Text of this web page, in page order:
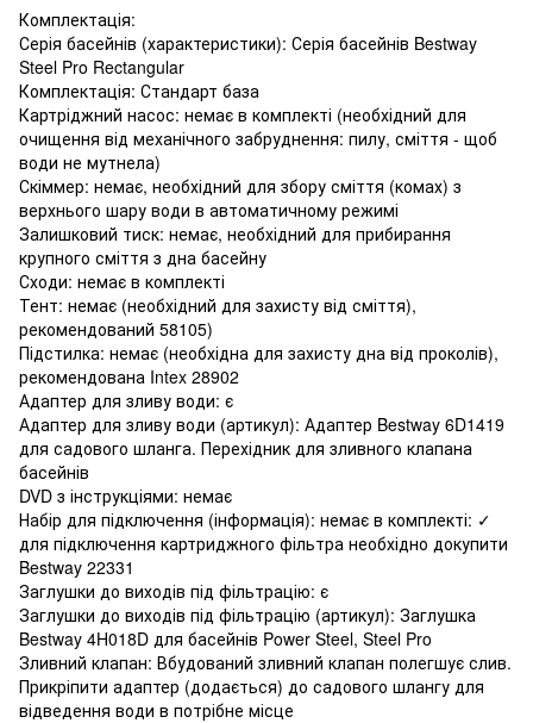
Комплектація:
Серія басейнів (характеристики): Серія басейнів Bestway
Steel Pro Rectangular
Комплектація: Стандарт база
Картріджний насос: немає в комплекті (необхідний для
очищення від механічного забруднення: пилу, сміття - щоб
води не мутнела)
Скіммер: немає, необхідний для збору сміття (комах) з
верхнього шару води в автоматичному режимі
Залишковий тиск: немає, необхідний для прибирання
крупного сміття з дна басейну
Сходи: немає в комплекті
Тент: немає (необхідний для захисту від сміття),
рекомендований 58105)
Підстилка: немає (необхідна для захисту дна від проколів),
рекомендована Intex 28902
Адаптер для зливу води: є
Адаптер для зливу води (артикул): Адаптер Bestway 6D1419
для садового шланга. Перехідник для зливного клапана
басейнів
DVD з інструкціями: немає
Набір для підключення (інформація): немає в комплекті: ✓
для підключення картриджного фільтра необхідно докупити
Bestway 22331
Заглушки до виходів під фільтрацію: є
Заглушки до виходів під фільтрацію (артикул): Заглушка
Bestway 4H018D для басейнів Power Steel, Steel Pro
Зливний клапан: Вбудований зливний клапан полегшує слив.
Прикріпити адаптер (додається) до садового шлангу для
відведення води в потрібне місце